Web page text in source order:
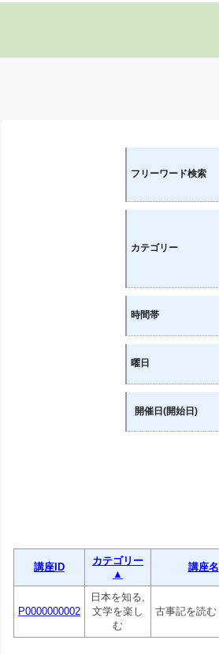
フリーワード検索
カテゴリー
時間帯
曜日
開催日(開始日)
講座ID
カテゴリー
▲
講座名
P0000000002
日本を知る,
文学を楽し
む
古事記を読む